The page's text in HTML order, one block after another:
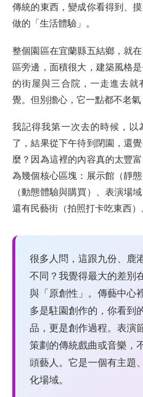
傳統的東西，變成你看得到、
做的「生活體驗」。
整個園區在宜蘭縣五結鄉，就
區旁邊，面積很大，建築風格
的街屋與三合院，一走進去就
覺。但別擔心，它一點都不老氣
我記得我第一次去的時候，以
了，結果從下午待到閉園，還
麼？因為這裡的內容真的太豐
為幾個核心區塊：展示館（靜
（動態體驗與購買）、表演場
還有民藝街（拍照打卡吃東西）
很多人問，這跟九份、鹿
不同？我覺得最大的差別
與「原創性」。傳藝中心
多是駐園創作的，你看到
品，更是創作過程。表演
策劃的傳統戲曲或音樂，
頭藝人。它是一個有主題
化場域。